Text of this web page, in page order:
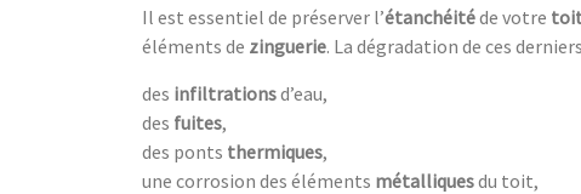
Il est essentiel de préserver l’étanchéitéde votre
éléments de zinguerie. La dégradation de ces
des infiltrationsd’eau,
des fuites,
des ponts thermiques,
une corrosion des éléments métalliquesdu toit,